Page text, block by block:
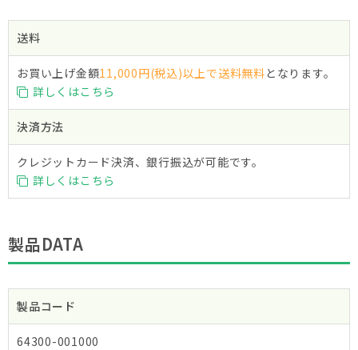
送料
お買い上げ金額11,000円(税込)以上で送料無料 となります。
詳しくはこちら
決済方法
クレジットカード決済、銀行振込が可能です。
詳しくはこちら
製品DATA
製品コード
64300-001000